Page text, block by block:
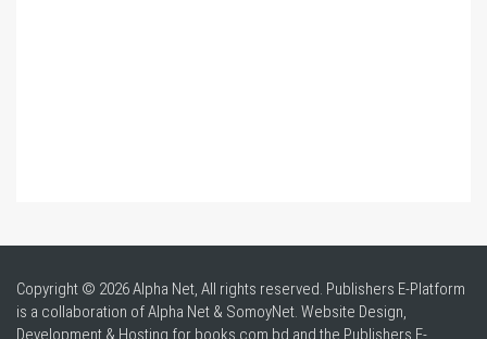
Copyright © 2026 Alpha Net, All rights reserved. Publishers E-Platform
is a collaboration of Alpha Net & SomoyNet. Website Design,
Development & Hosting for books.com.bd and the Publishers E-